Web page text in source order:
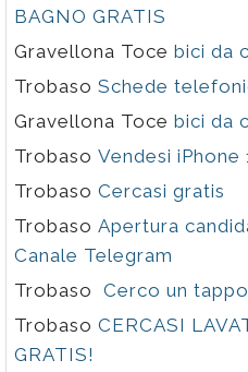
BAGNO GRATIS
Gravellona Toce bici da
Trobaso Schede
Gravellona Toce bici da
Trobaso Vendesi iPhone
Trobaso Cercasi gratis
Trobaso Apertura
Canale Telegram
Trobaso Cerco un
Trobaso CERCASI
GRATIS!